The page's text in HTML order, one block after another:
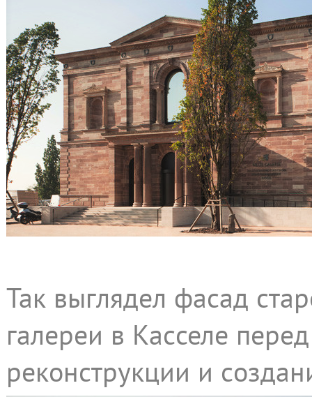
Так выглядел фасад
галереи в Касселе
реконструкции и